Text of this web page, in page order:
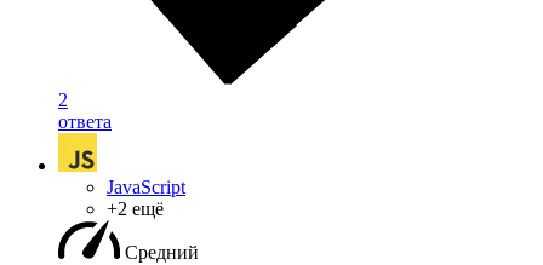
2
ответа
JavaScript
+2 ещё
Средний